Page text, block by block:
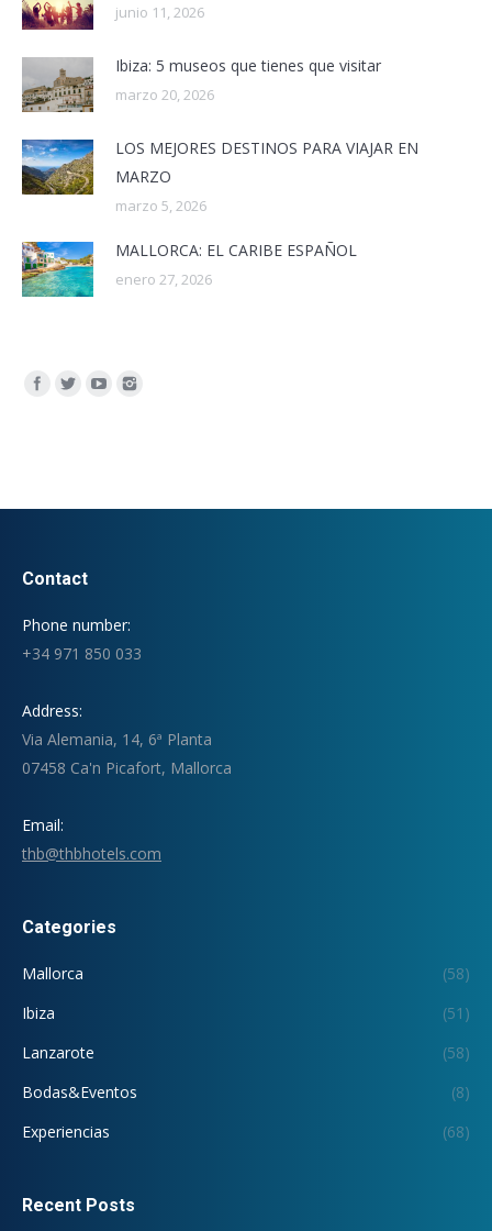
junio 11, 2026
Ibiza: 5 museos que tienes que visitar
marzo 20, 2026
LOS MEJORES DESTINOS PARA VIAJAR EN
MARZO
marzo 5, 2026
MALLORCA: EL CARIBE ESPAÑOL
enero 27, 2026
Encuéntranos en:
Contact
Phone number:
+34 971 850 033
Address:
Via Alemania, 14, 6ª Planta
07458 Ca'n Picafort, Mallorca
Email:
thb@thbhotels.com
Categories
Mallorca
(58)
Ibiza
(51)
Lanzarote
(58)
Bodas&Eventos
(8)
Experiencias
(68)
Recent Posts